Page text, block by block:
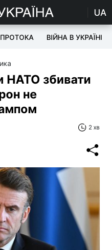
UA
ВІЙНА В УКРАЇНІ
НАТО збивати
не
2 хв